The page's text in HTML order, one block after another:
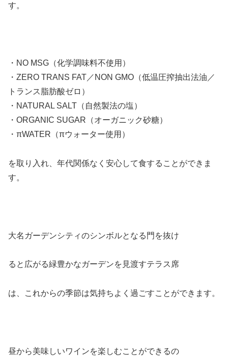
す。
・NO MSG（化学調味料不使用）
・ZERO TRANS FAT／NON GMO（低温圧搾抽出法油／
トランス脂肪酸ゼロ）
・NATURAL SALT（自然製法の塩）
・ORGANIC SUGAR（オーガニック砂糖）
・πWATER（πウォーター使用）
を取り入れ、年代関係なく安心して食することができま
す。
大名ガーデンシティのシンボルとなる門を抜け
ると広がる緑豊かなガーデンを見渡すテラス席
は、これからの季節は気持ちよく過ごすことができます。
昼から美味しいワインを楽しむことができるの